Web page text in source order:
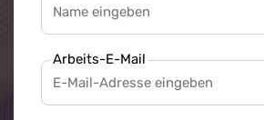
Arbeits-E-Mail